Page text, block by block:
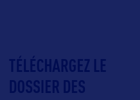
TÉLÉCHARGEZ LE
DOSSIER DES